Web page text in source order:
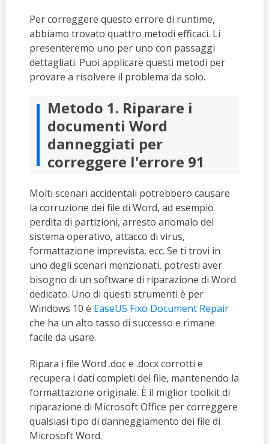
Per correggere questo errore di runtime,
abbiamo trovato quattro metodi efficaci. Li
presenteremo uno per uno con passaggi
dettagliati. Puoi applicare questi metodi per
provare a risolvere il problema da solo.
Metodo 1. Riparare i
documenti Word
danneggiati per
correggere l'errore 91
Molti scenari accidentali potrebbero causare
la corruzione dei file di Word, ad esempio
perdita di partizioni, arresto anomalo del
sistema operativo, attacco di virus,
formattazione imprevista, ecc. Se ti trovi in
uno degli scenari menzionati, potresti aver
bisogno di un software di riparazione di Word
dedicato. Uno di questi strumenti è per
Windows 10 è EaseUS Fixo Document Repair
che ha un alto tasso di successo e rimane
facile da usare.
Ripara i file Word .doc e .docx corrotti e
recupera i dati completi del file, mantenendo la
formattazione originale. È il miglior toolkit di
riparazione di Microsoft Office per correggere
qualsiasi tipo di danneggiamento dei file di
Microsoft Word.